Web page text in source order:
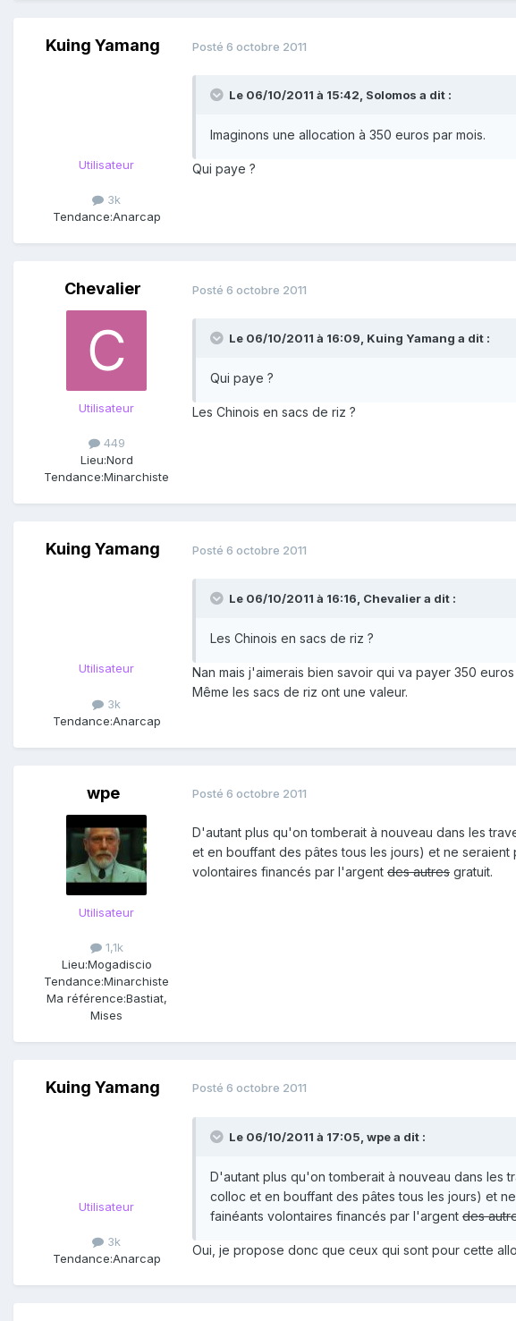
Kuing Yamang
Utilisateur
3k
Tendance:Anarcap
Posté 6 octobre 2011
Le 06/10/2011 à 15:42, Solomos a dit :
Imaginons une allocation à 350 euros par mois.
Qui paye ?
Chevalier
Utilisateur
449
Lieu:Nord
Tendance:Minarchiste
Posté 6 octobre 2011
Le 06/10/2011 à 16:09, Kuing Yamang a dit :
Qui paye ?
Les Chinois en sacs de riz ?
Kuing Yamang
Utilisateur
3k
Tendance:Anarcap
Posté 6 octobre 2011
Le 06/10/2011 à 16:16, Chevalier a dit :
Les Chinois en sacs de riz ?
Nan mais j'aimerais bien savoir qui va payer 350
Même les sacs de riz ont une valeur.
wpe
Utilisateur
1,1k
Lieu:Mogadiscio
Tendance:Minarchiste
Ma référence:Bastiat,
Mises
Posté 6 octobre 2011
D'autant plus qu'on tomberait à nouveau dans les
et en bouffant des pâtes tous les jours) et ne
volontaires financés par l'argent des autres gratuit.
Kuing Yamang
Utilisateur
3k
Tendance:Anarcap
Posté 6 octobre 2011
Le 06/10/2011 à 17:05, wpe a dit :
D'autant plus qu'on tomberait à nouveau dans les
colloc et en bouffant des pâtes tous les jours) et
fainéants volontaires financés par l'argent des
Oui, je propose donc que ceux qui sont pour cette